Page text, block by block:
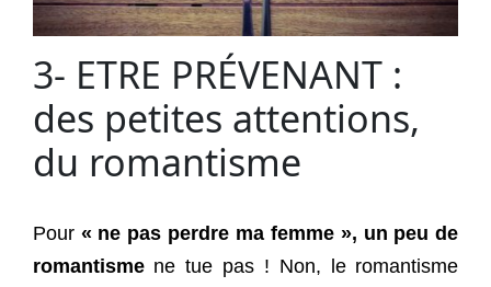
3- ETRE PRÉVENANT :
des petites attentions,
du romantisme
Pour « ne pas perdre ma femme », un peu de
romantismene tue pas ! Non, le romantisme